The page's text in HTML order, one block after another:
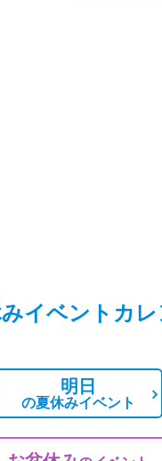
イベントカ
明日
の夏休みイベント